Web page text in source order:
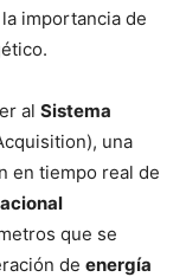
importancia de
al Sistema
una
en tiempo real de
que se
de energía